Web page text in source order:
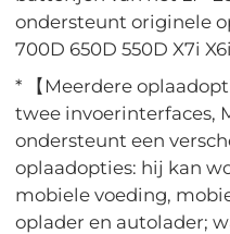
ondersteunt originele
700D 650D 550D X7i
* 【Meerdere
twee invoerinterfaces,
ondersteunt een
oplaadopties: hij kan
mobiele voeding,
oplader en autolader;